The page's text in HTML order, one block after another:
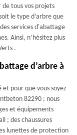
de tous vos projets
le type d’arbre que
services d'abattage
Ainsi, n’hésitez plus
.
d’arbre à
et pour que vous soyez
82290 ; nous
et équipements
; des chaussures
lunettes de protection